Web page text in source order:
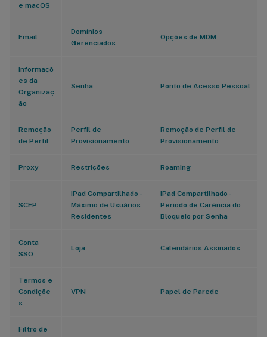
e macOS
Email
Domínios
Gerenciados
Opções de MDM
Informaçõ
es da
Organizaç
ão
Senha Ponto de Acesso Pessoal
Remoção
de Perfil
Perfil de
Provisionamento
Remoção de Perfil de
Provisionamento
Proxy Restrições Roaming
SCEP
iPad Compartilhado -
Máximo de Usuários
Residentes
iPad Compartilhado -
Período de Carência do
Bloqueio por Senha
Conta
SSO
Loja Calendários Assinados
Termos e
Condiçõe
s
VPN Papel de Parede
Filtro de